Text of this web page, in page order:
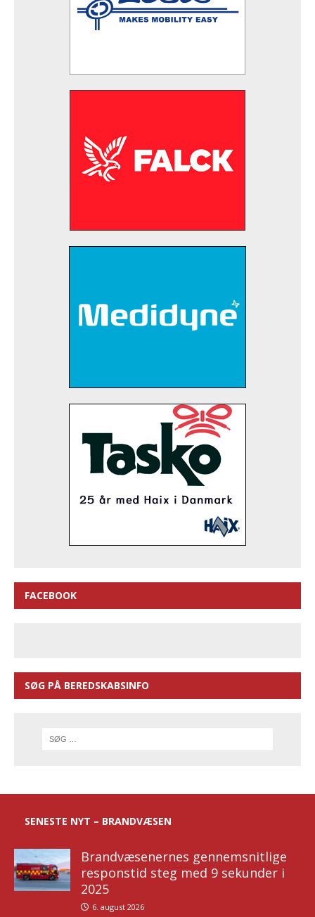
FACEBOOK
SØG PÅ BEREDSKABSINFO
SENESTE NYT – BRANDVÆSEN
Brandvæsenernes gennemsnitlige
responstid steg med 9 sekunder i
2025
6. august 2026